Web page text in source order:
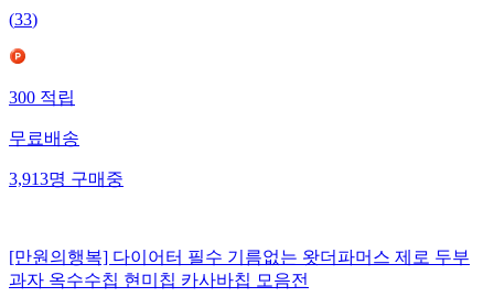
(33)
300 적립
무료배송
3,913명 구매중
[만원의행복] 다이어터 필수 기름없는 왓더파머스 제로 두부
과자 옥수수칩 현미칩 카사바칩 모음전